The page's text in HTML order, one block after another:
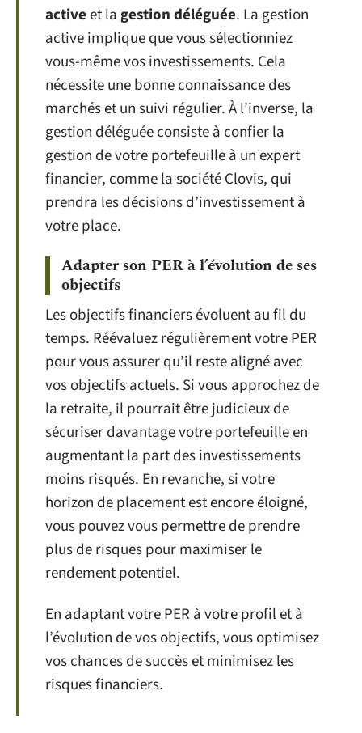
activeet lagestion déléguée. La gestion
active implique que vous sélectionniez
vous-même vos investissements. Cela
nécessite une bonne connaissance des
marchés et un suivi régulier. À l’inverse, la
gestion déléguée consiste à confier la
gestion de votre portefeuille à un expert
financier, comme la société Clovis, qui
prendra les décisions d’investissement à
votre place.
Adapter son PER à l’évolution de ses
objectifs
Les objectifs financiers évoluent au fil du
temps. Réévaluez régulièrement votre PER
pour vous assurer qu’il reste aligné avec
vos objectifs actuels. Si vous approchez de
la retraite, il pourrait être judicieux de
sécuriser davantage votre portefeuille en
augmentant la part des investissements
moins risqués. En revanche, si votre
horizon de placement est encore éloigné,
vous pouvez vous permettre de prendre
plus de risques pour maximiser le
rendement potentiel.
En adaptant votre PER à votre profil et à
l’évolution de vos objectifs, vous optimisez
vos chances de succès et minimisez les
risques financiers.